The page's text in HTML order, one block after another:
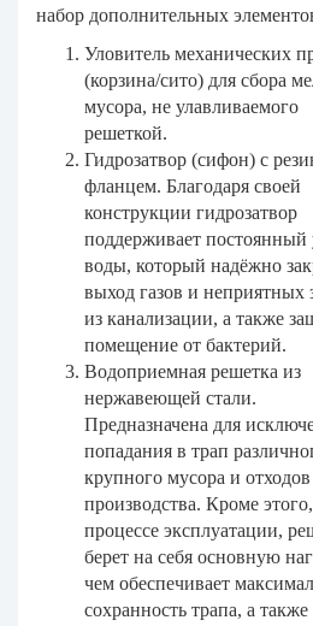
набор дополнительных
Уловитель механических
(корзина/сито) для сбора
мусора, не улавливаемого
решеткой.
Гидрозатвор (сифон) с
фланцем. Благодаря своей
конструкции гидрозатвор
поддерживает постоянный
воды, который надёжно
выход газов и неприятных
из канализации, а также
помещение от бактерий.
Водоприемная решетка из
нержавеющей стали.
Предназначена для
попадания в трап
крупного мусора и отходов
производства. Кроме
процессе эксплуатации,
берет на себя основную
чем обеспечивает
сохранность трапа, а также